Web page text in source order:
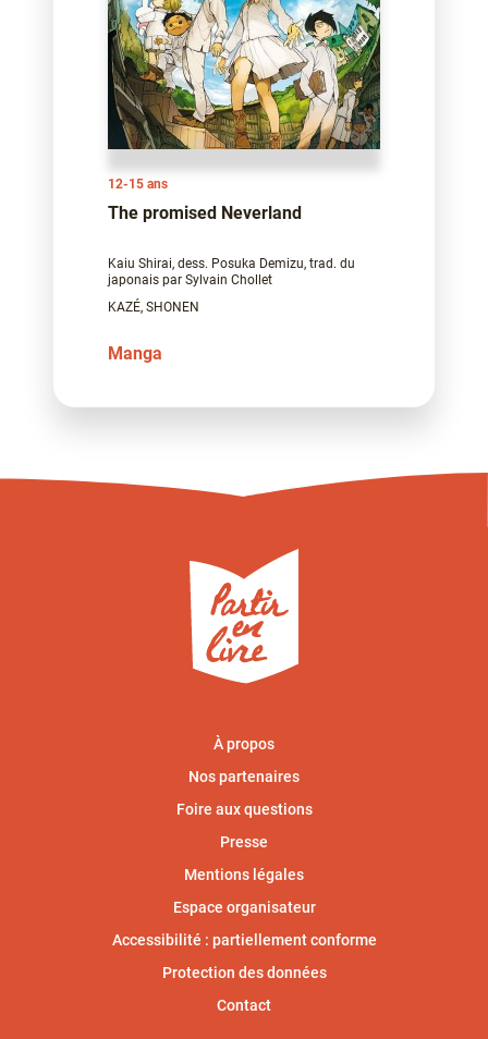
12-15 ans
The promised Neverland
Kaiu Shirai, dess. Posuka Demizu, trad. du
japonais par Sylvain Chollet
KAZÉ, SHONEN
Manga
À propos
Nos partenaires
Foire aux questions
Presse
Mentions légales
Espace organisateur
Accessibilité : partiellement conforme
Protection des données
Contact